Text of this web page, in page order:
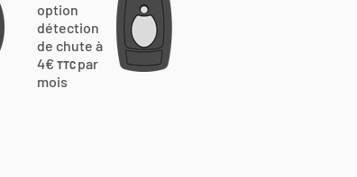
option
détection
de chute à
4€ TTC par
mois